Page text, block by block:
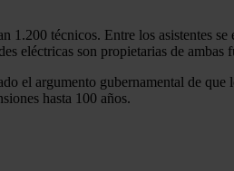
1.200 técnicos. Entre los asistentes se
eléctricas son propietarias de ambas
el argumento gubernamental de que
hasta 100 años.